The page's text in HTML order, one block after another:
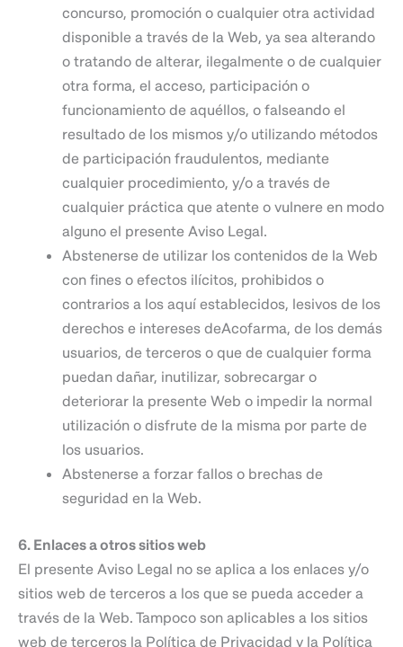
concurso, promoción o cualquier otra actividad
disponible a través de la Web, ya sea alterando
o tratando de alterar, ilegalmente o de cualquier
otra forma, el acceso, participación o
funcionamiento de aquéllos, o falseando el
resultado de los mismos y/o utilizando métodos
de participación fraudulentos, mediante
cualquier procedimiento, y/o a través de
cualquier práctica que atente o vulnere en modo
alguno el presente Aviso Legal.
Abstenerse de utilizar los contenidos de la Web
con fines o efectos ilícitos, prohibidos o
contrarios a los aquí establecidos, lesivos de los
derechos e intereses deAcofarma, de los demás
usuarios, de terceros o que de cualquier forma
puedan dañar, inutilizar, sobrecargar o
deteriorar la presente Web o impedir la normal
utilización o disfrute de la misma por parte de
los usuarios.
Abstenerse a forzar fallos o brechas de
seguridad en la Web.
6. Enlaces a otros sitios web
El presente Aviso Legal no se aplica a los enlaces y/o
sitios web de terceros a los que se pueda acceder a
través de la Web. Tampoco son aplicables a los sitios
web de terceros la Política de Privacidad y la Política